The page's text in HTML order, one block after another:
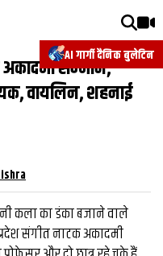
AI गार्गी दैनिक बुलेटिन
अकादमी सम्‍मान,
वायलिन, शहनाई
कला का डंका बजाने वाले
संगीत नाटक अकादमी